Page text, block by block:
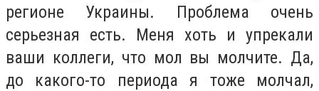
регионе Украины. Проблема очень
серьезная есть. Меня хоть и упрекали
ваши коллеги, что мол вы молчите. Да,
до какого-то периода я тоже молчал,